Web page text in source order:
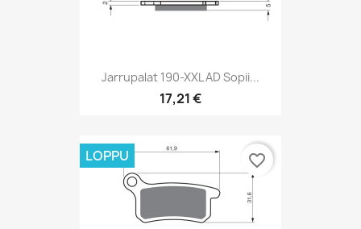
Jarrupalat 190-XXL AD Sopii...
17,21 €
LOPPU favorite_border